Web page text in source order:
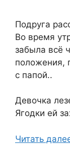
Подруга
Во время
забыла всё
положения,
с папой..
Девочка
Ягодки ей
Читать